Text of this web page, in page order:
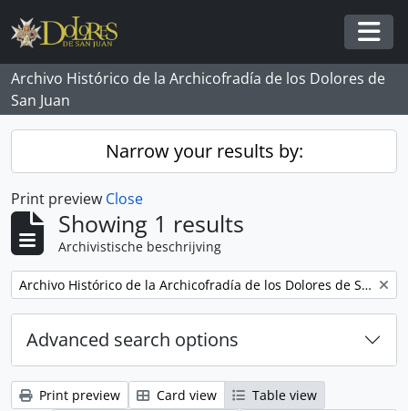
Skip to main content
Archivo Histórico de la Archicofradía de los Dolores de
San Juan
Narrow your results by:
Print preview Close
Showing 1 results
Archivistische beschrijving
Remove filter: Archivo Histórico de la Archicofradía de los Dolores de San Juan
Advanced search options
Print preview Card view
Table view